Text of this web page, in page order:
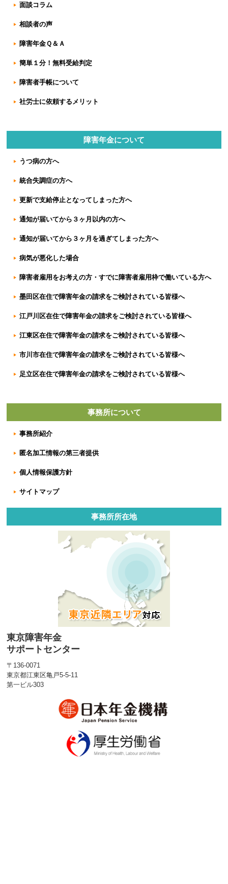
面談コラム
相談者の声
障害年金Ｑ＆Ａ
簡単１分！無料受給判定
障害者手帳について
社労士に依頼するメリット
障害年金について
うつ病の方へ
統合失調症の方へ
更新で支給停止となってしまった方へ
通知が届いてから３ヶ月以内の方へ
通知が届いてから３ヶ月を過ぎてしまった方へ
病気が悪化した場合
障害者雇用をお考えの方・すでに障害者雇用枠で働いている方へ
墨田区在住で障害年金の請求をご検討されている皆様へ
江戸川区在住で障害年金の請求をご検討されている皆様へ
江東区在住で障害年金の請求をご検討されている皆様へ
市川市在住で障害年金の請求をご検討されている皆様へ
足立区在住で障害年金の請求をご検討されている皆様へ
事務所について
事務所紹介
匿名加工情報の第三者提供
個人情報保護方針
サイトマップ
事務所所在地
東京障害年金
サポートセンター
〒136-0071
東京都江東区亀戸5-5-11
第一ビル303